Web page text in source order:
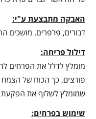
האבקה מתבצעת ע"י:
דבורים, פרפרים, מושכים
דילול פריחה:
מומלץ לדלל את הפרחים
פורצים, כך הכוח של
שמומלץ לשלוף את
שימוש בפרחים: